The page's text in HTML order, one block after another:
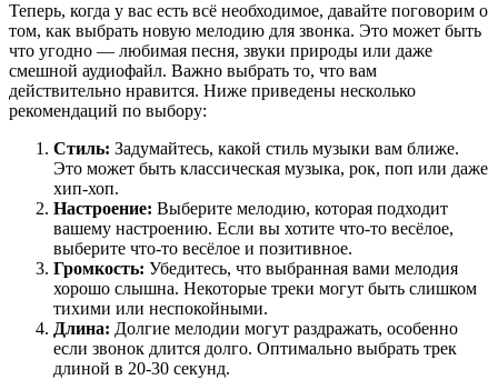
Теперь, когда у вас есть всё необходимое, давайте поговорим о
том, как выбрать новую мелодию для звонка. Это может быть
что угодно — любимая песня, звуки природы или даже
смешной аудиофайл. Важно выбрать то, что вам
действительно нравится. Ниже приведены несколько
рекомендаций по выбору:
Стиль: Задумайтесь, какой стиль музыки вам ближе.
Это может быть классическая музыка, рок, поп или даже
хип-хоп.
Настроение: Выберите мелодию, которая подходит
вашему настроению. Если вы хотите что-то весёлое,
выберите что-то весёлое и позитивное.
Громкость: Убедитесь, что выбранная вами мелодия
хорошо слышна. Некоторые треки могут быть слишком
тихими или неспокойными.
Длина: Долгие мелодии могут раздражать, особенно
если звонок длится долго. Оптимально выбрать трек
длиной в 20-30 секунд.